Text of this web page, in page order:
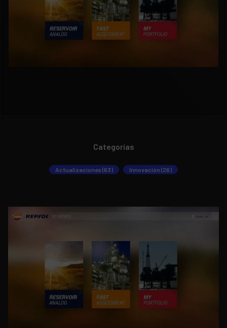
Categorías
Actualizaciones (63) Innovación (26)